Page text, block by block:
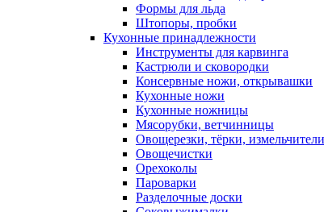
Формы для льда
Штопоры, пробки
Кухонные принадлежности
Инструменты для карвинга
Кастрюли и сковородки
Консервные ножи, открывашки
Кухонные ножи
Кухонные ножницы
Мясорубки, ветчинницы
Овощерезки, тёрки, измельчители
Овощечистки
Орехоколы
Пароварки
Разделочные доски